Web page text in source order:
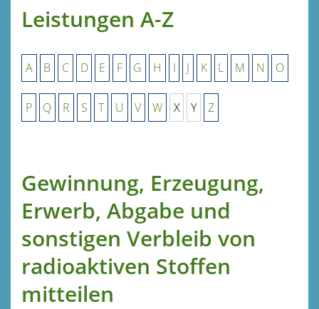
Leistungen A-Z
A B C D E F G H I J K L M N O
P Q R S T U V W X Y Z
Gewinnung, Erzeugung,
Erwerb, Abgabe und
sonstigen Verbleib von
radioaktiven Stoffen
mitteilen